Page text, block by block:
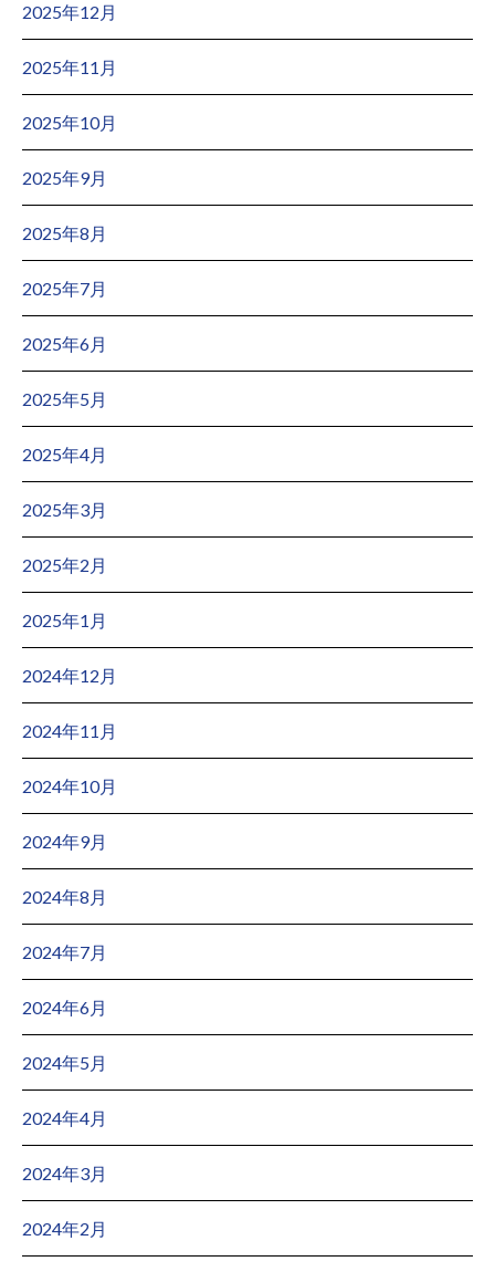
2025年12月
2025年11月
2025年10月
2025年9月
2025年8月
2025年7月
2025年6月
2025年5月
2025年4月
2025年3月
2025年2月
2025年1月
2024年12月
2024年11月
2024年10月
2024年9月
2024年8月
2024年7月
2024年6月
2024年5月
2024年4月
2024年3月
2024年2月